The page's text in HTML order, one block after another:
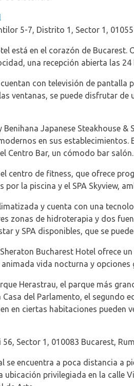
5-7, Distrito 1, Sector 1,
está en el corazón de
una recepción abierta las
con televisión de pantalla
ventanas, se puede disfrutar
Japanese Steakhouse
en sus establecimientos.
Centro Bar, un cómodo bar salón.
centro de fitness, que ofrece
por la piscina y el SPA Skyview,
y cuenta con una
zonas de hidroterapia y dos
y SPA disponibles, que se
Bucharest Hotel ofrece
vida nocturna y
Herastrau, el parque más
Casa del Parlamento, el
en ciertas habitaciones pueden
Sector 1, 010083 Bucarest,
se encuentra a poca distancia a
ubicación privilegiada en la calle